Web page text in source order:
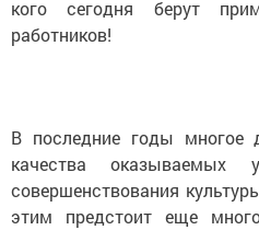
кого сегодня берут
работников!
В последние годы многое
качества
совершенствования
этим предстоит еще